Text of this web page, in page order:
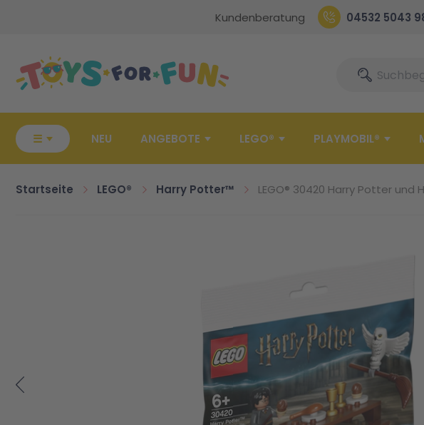
Kundenberatung 04532 5043
SucheSuche
☰ NEU ANGEBOTE LEGO® PLAYMOBIL®
Startseite LEGO® Harry Potter™ LEGO® 30420 Harry Potter und